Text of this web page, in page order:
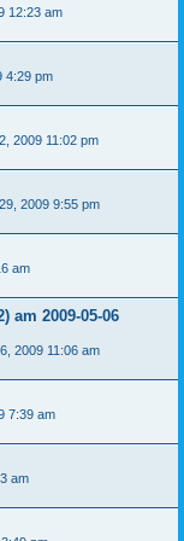
12:23 am
4:29 pm
2009 11:02 pm
2009 9:55 pm
am
am 2009-05-06
2009 11:06 am
7:39 am
am